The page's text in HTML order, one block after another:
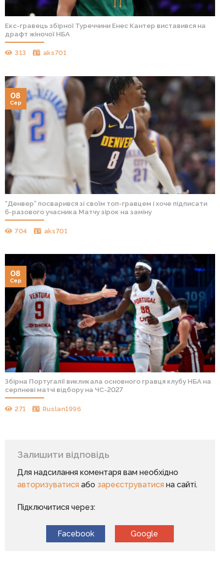
Екс-гравець збірної Туреччини Енес Кантер виставився на
драфт жіночої НБА
313 aks701
“Денвер” посварився зі своїм топ-гравцем і хоче підписати
6-разового учасника Матчу зірок на заміну
704 aks701
08
Сер
Збірна Португалії викликала основного гравця клубу НБА на
серпневі матчі відбору на ЧС-2027
271 Ruslan1996
08
Сер
Залишити відповідь
Для надсилання коментаря вам необхідно
авторизуватисяабо зареєструватисяна сайті.
Підключитися через:
Facebook Google